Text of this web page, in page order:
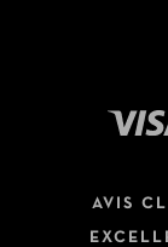
AVIS